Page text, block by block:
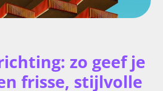
zo geef je
frisse, stijlvolle